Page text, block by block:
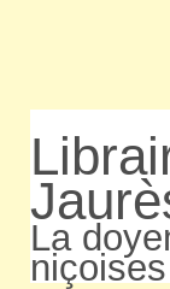
La
niçoises